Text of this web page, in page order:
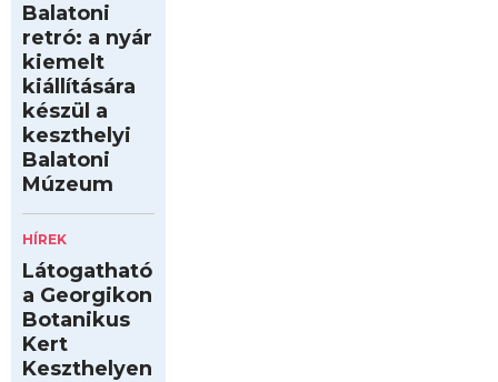
Balatoni
retró: a nyár
kiemelt
kiállítására
készül a
keszthelyi
Balatoni
Múzeum
HÍREK
Látogatható
a Georgikon
Botanikus
Kert
Keszthelyen